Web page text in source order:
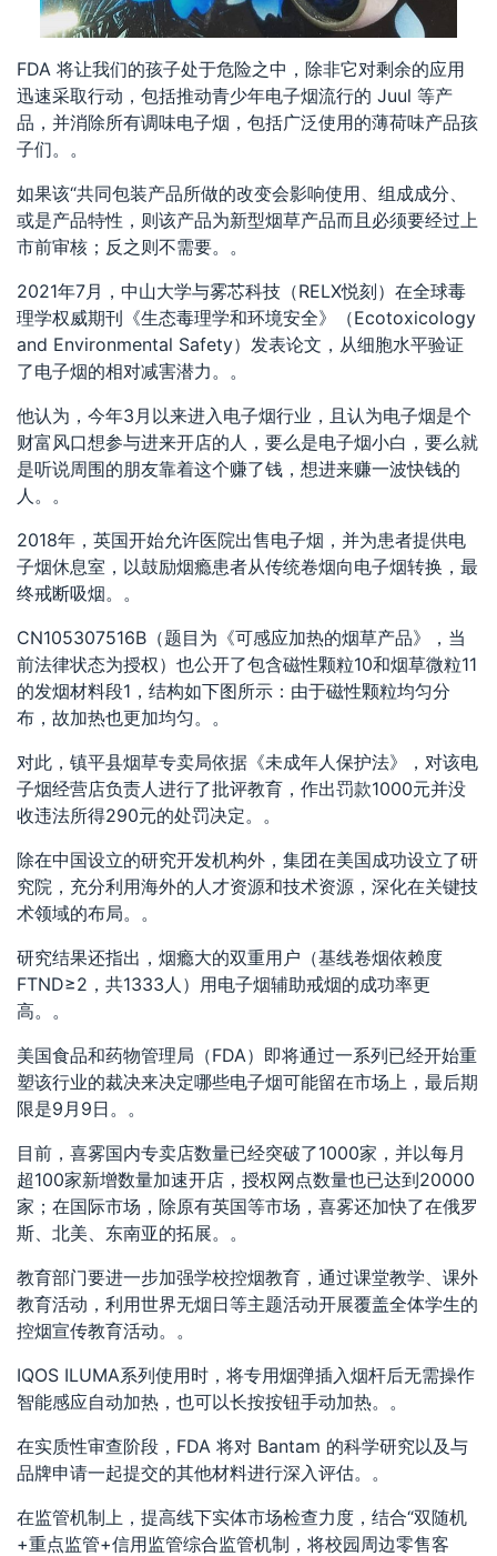
FDA 将让我们的孩子处于危险之中，除非它对剩余的应用
迅速采取行动，包括推动青少年电子烟流行的 Juul 等产
品，并消除所有调味电子烟，包括广泛使用的薄荷味产品孩
子们。。
如果该“共同包装产品所做的改变会影响使用、组成成分、
或是产品特性，则该产品为新型烟草产品而且必须要经过上
市前审核；反之则不需要。。
2021年7月，中山大学与雾芯科技（RELX悦刻）在全球毒
理学权威期刊《生态毒理学和环境安全》（Ecotoxicology
and Environmental Safety）发表论文，从细胞水平验证
了电子烟的相对减害潜力。。
他认为，今年3月以来进入电子烟行业，且认为电子烟是个
财富风口想参与进来开店的人，要么是电子烟小白，要么就
是听说周围的朋友靠着这个赚了钱，想进来赚一波快钱的
人。。
2018年，英国开始允许医院出售电子烟，并为患者提供电
子烟休息室，以鼓励烟瘾患者从传统卷烟向电子烟转换，最
终戒断吸烟。。
CN105307516B（题目为《可感应加热的烟草产品》，当
前法律状态为授权）也公开了包含磁性颗粒10和烟草微粒11
的发烟材料段1，结构如下图所示：由于磁性颗粒均匀分
布，故加热也更加均匀。。
对此，镇平县烟草专卖局依据《未成年人保护法》，对该电
子烟经营店负责人进行了批评教育，作出罚款1000元并没
收违法所得290元的处罚决定。。
除在中国设立的研究开发机构外，集团在美国成功设立了研
究院，充分利用海外的人才资源和技术资源，深化在关键技
术领域的布局。。
研究结果还指出，烟瘾大的双重用户（基线卷烟依赖度
FTND≥2，共1333人）用电子烟辅助戒烟的成功率更
高。。
美国食品和药物管理局（FDA）即将通过一系列已经开始重
塑该行业的裁决来决定哪些电子烟可能留在市场上，最后期
限是9月9日。。
目前，喜雾国内专卖店数量已经突破了1000家，并以每月
超100家新增数量加速开店，授权网点数量也已达到20000
家；在国际市场，除原有英国等市场，喜雾还加快了在俄罗
斯、北美、东南亚的拓展。。
教育部门要进一步加强学校控烟教育，通过课堂教学、课外
教育活动，利用世界无烟日等主题活动开展覆盖全体学生的
控烟宣传教育活动。。
IQOS ILUMA系列使用时，将专用烟弹插入烟杆后无需操作
智能感应自动加热，也可以长按按钮手动加热。。
在实质性审查阶段，FDA 将对 Bantam 的科学研究以及与
品牌申请一起提交的其他材料进行深入评估。。
在监管机制上，提高线下实体市场检查力度，结合“双随机
+重点监管+信用监管综合监管机制，将校园周边零售客